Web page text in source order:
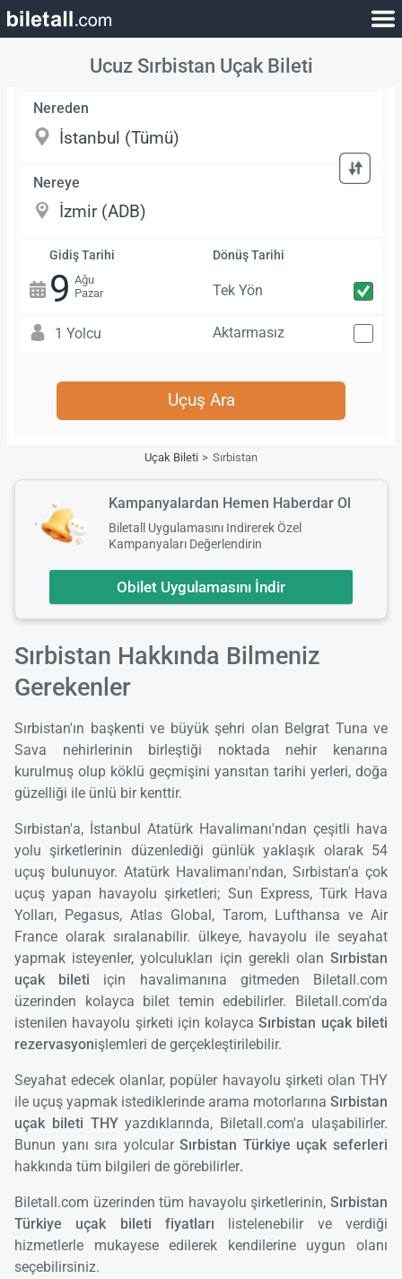
Ucuz Sırbistan Uçak Bileti
Nereden
Nereye
Gidiş Tarihi
9 Ağu
Pazar
Dönüş Tarihi
Tek Yön
1 Yolcu Aktarmasız
Uçuş Ara
Uçak Bileti Sırbistan
Kampanyalardan Hemen Haberdar Ol
Biletall Uygulamasını Indirerek Özel
Kampanyaları Değerlendirin
Obilet Uygulamasını İndir
Sırbistan Hakkında Bilmeniz
Gerekenler
Sırbistan'ın başkenti ve büyük şehri olan Belgrat Tuna ve
Sava nehirlerinin birleştiği noktada nehir kenarına
kurulmuş olup köklü geçmişini yansıtan tarihi yerleri, doğa
güzelliği ile ünlü bir kenttir.
Sırbistan'a, İstanbul Atatürk Havalimanı'ndan çeşitli hava
yolu şirketlerinin düzenlediği günlük yaklaşık olarak 54
uçuş bulunuyor. Atatürk Havalimanı'ndan, Sırbistan'a çok
uçuş yapan havayolu şirketleri; Sun Express, Türk Hava
Yolları, Pegasus, Atlas Global, Tarom, Lufthansa ve Air
France olarak sıralanabilir. ülkeye, havayolu ile seyahat
yapmak isteyenler, yolculukları için gerekli olan Sırbistan
uçak bileti için havalimanına gitmeden Biletall.com
üzerinden kolayca bilet temin edebilirler. Biletall.com'da
istenilen havayolu şirketi için kolaycaSırbistan uçak bileti
rezervasyonişlemleri de gerçekleştirilebilir.
Seyahat edecek olanlar, popüler havayolu şirketi olan THY
ile uçuş yapmak istediklerinde arama motorlarına Sırbistan
uçak bileti THYyazdıklarında, Biletall.com'a ulaşabilirler.
Bunun yanı sıra yolcularSırbistan Türkiye uçak seferleri
hakkında tüm bilgileri de görebilirler.
Biletall.com üzerinden tüm havayolu şirketlerinin, Sırbistan
Türkiye uçak bileti fiyatları listelenebilir ve verdiği
hizmetlerle mukayese edilerek kendilerine uygun olanı
seçebilirsiniz.